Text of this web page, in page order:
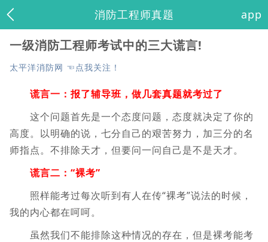
消防工程师真题 app
一级消防工程师考试中的三大谎言!
太平洋消防网 ☜点我关注！
谎言一：报了辅导班，做几套真题就考过了
这个问题首先是一个态度问题，态度就决定了你的
高度。以明确的说，七分自己的艰苦努力，加三分的名
师指点。不排除天才，但要问一问自己是不是天才。
谎言二：“裸考”
照样能考过每次听到有人在传“裸考”说法的时候，
我的内心都在呵呵。
虽然我们不能排除这种情况的存在，但是裸考能考